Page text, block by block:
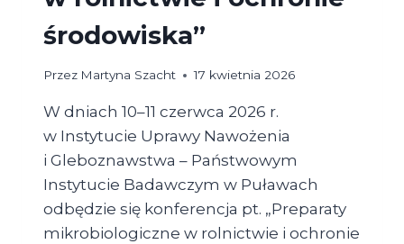
środowiska”
Przez Martyna Szacht 17 kwietnia 2026
W dniach 10–11 czerwca 2026 r.
w Instytucie Uprawy Nawożenia
i Gleboznawstwa – Państwowym
Instytucie Badawczym w Puławach
odbędzie się konferencja pt. „Preparaty
mikrobiologiczne w rolnictwie i ochronie